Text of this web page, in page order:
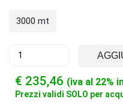
3000 mt
€ 235,46 (iva al 22%
Prezzi validi SOLO per